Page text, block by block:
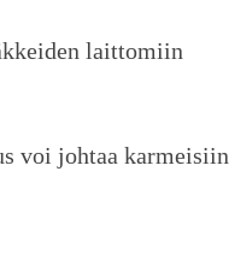
laittomiin
voi johtaa karmeisiin